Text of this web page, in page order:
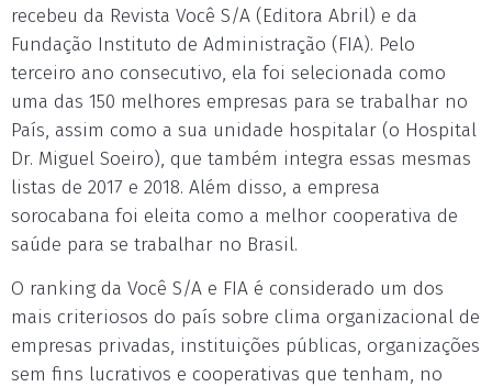
recebeu da Revista Você S/A (Editora Abril) e da
Fundação Instituto de Administração (FIA). Pelo
terceiro ano consecutivo, ela foi selecionada como
uma das 150 melhores empresas para se trabalhar no
País, assim como a sua unidade hospitalar (o Hospital
Dr. Miguel Soeiro), que também integra essas mesmas
listas de 2017 e 2018. Além disso, a empresa
sorocabana foi eleita como a melhor cooperativa de
saúde para se trabalhar no Brasil.
O ranking da Você S/A e FIA é considerado um dos
mais criteriosos do país sobre clima organizacional de
empresas privadas, instituições públicas, organizações
sem fins lucrativos e cooperativas que tenham, no